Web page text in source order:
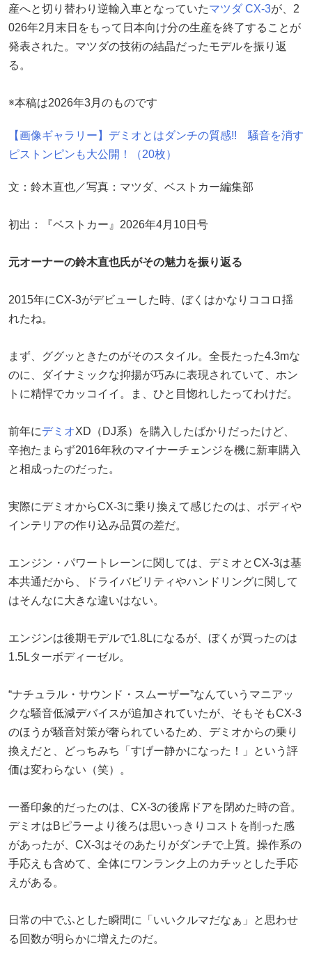
産へと切り替わり逆輸入車となっていたマツダ CX-3が、2
026年2月末日をもって日本向け分の生産を終了することが
発表された。マツダの技術の結晶だったモデルを振り返
る。
※本稿は2026年3月のものです
【画像ギャラリー】デミオとはダンチの質感!! 騒音を消す
ピストンピンも大公開！（20枚）
文：鈴木直也／写真：マツダ、ベストカー編集部
初出：『ベストカー』2026年4月10日号
元オーナーの鈴木直也氏がその魅力を振り返る
2015年にCX-3がデビューした時、ぼくはかなりココロ揺
れたね。
まず、ググッときたのがそのスタイル。全長たった4.3mな
のに、ダイナミックな抑揚が巧みに表現されていて、ホン
トに精悍でカッコイイ。ま、ひと目惚れしたってわけだ。
前年にデミオXD（DJ系）を購入したばかりだったけど、
辛抱たまらず2016年秋のマイナーチェンジを機に新車購入
と相成ったのだった。
実際にデミオからCX-3に乗り換えて感じたのは、ボディや
インテリアの作り込み品質の差だ。
エンジン・パワートレーンに関しては、デミオとCX-3は基
本共通だから、ドライバビリティやハンドリングに関して
はそんなに大きな違いはない。
エンジンは後期モデルで1.8Lになるが、ぼくが買ったのは
1.5Lターボディーゼル。
“ナチュラル・サウンド・スムーザー”なんていうマニアッ
クな騒音低減デバイスが追加されていたが、そもそもCX-3
のほうが騒音対策が奢られているため、デミオからの乗り
換えだと、どっちみち「すげー静かになった！」という評
価は変わらない（笑）。
一番印象的だったのは、CX-3の後席ドアを閉めた時の音。
デミオはBピラーより後ろは思いっきりコストを削った感
があったが、CX-3はそのあたりがダンチで上質。操作系の
手応えも含めて、全体にワンランク上のカチッとした手応
えがある。
日常の中でふとした瞬間に「いいクルマだなぁ」と思わせ
る回数が明らかに増えたのだ。